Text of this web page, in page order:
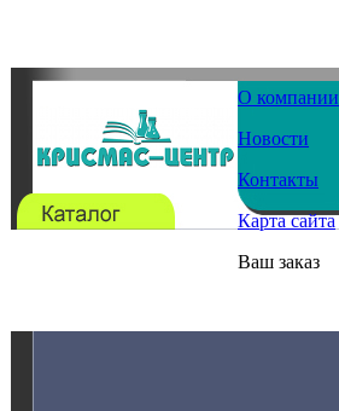
О компании
Новости
Контакты
Карта сайта
Ваш заказ